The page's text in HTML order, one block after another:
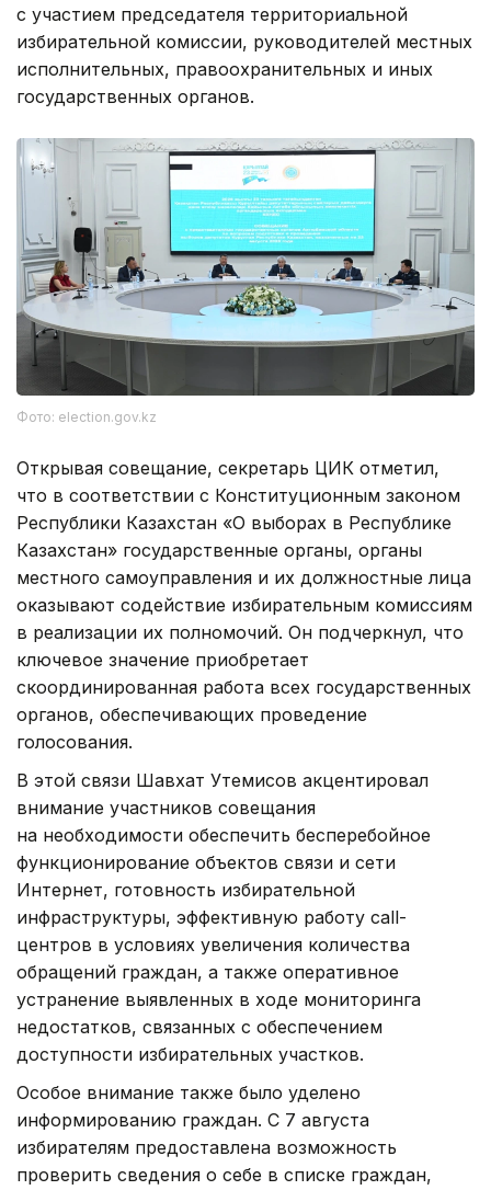
с участием председателя территориальной
избирательной комиссии, руководителей местных
исполнительных, правоохранительных и иных
государственных органов.
Фото: election.gov.kz
Открывая совещание, секретарь ЦИК отметил,
что в соответствии с Конституционным законом
Республики Казахстан «О выборах в Республике
Казахстан» государственные органы, органы
местного самоуправления и их должностные лица
оказывают содействие избирательным комиссиям
в реализации их полномочий. Он подчеркнул, что
ключевое значение приобретает
скоординированная работа всех государственных
органов, обеспечивающих проведение
голосования.
В этой связи Шавхат Утемисов акцентировал
внимание участников совещания
на необходимости обеспечить бесперебойное
функционирование объектов связи и сети
Интернет, готовность избирательной
инфраструктуры, эффективную работу call-
центров в условиях увеличения количества
обращений граждан, а также оперативное
устранение выявленных в ходе мониторинга
недостатков, связанных с обеспечением
доступности избирательных участков.
Особое внимание также было уделено
информированию граждан. С 7 августа
избирателям предоставлена возможность
проверить сведения о себе в списке граждан,